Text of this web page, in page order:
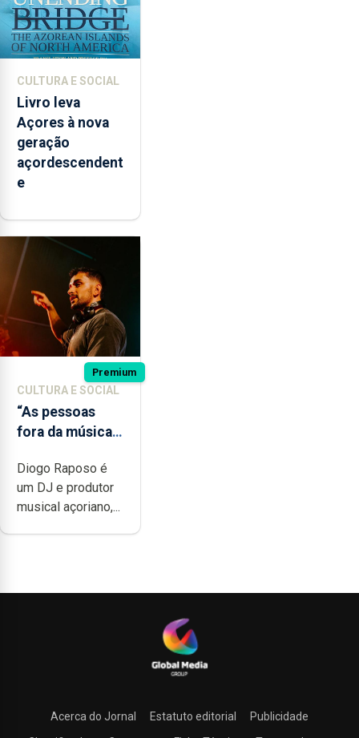
CULTURA E SOCIAL
Livro leva
Açores à nova
geração
açordescendent
e
Premium
CULTURA E SOCIAL
“As pessoas
fora da música
noção do quão
difícil é
produzir uma
música”
Diogo Raposo é
um DJ e produtor
musical açoriano,...
Acerca do Jornal Estatuto editorial
Publicidade